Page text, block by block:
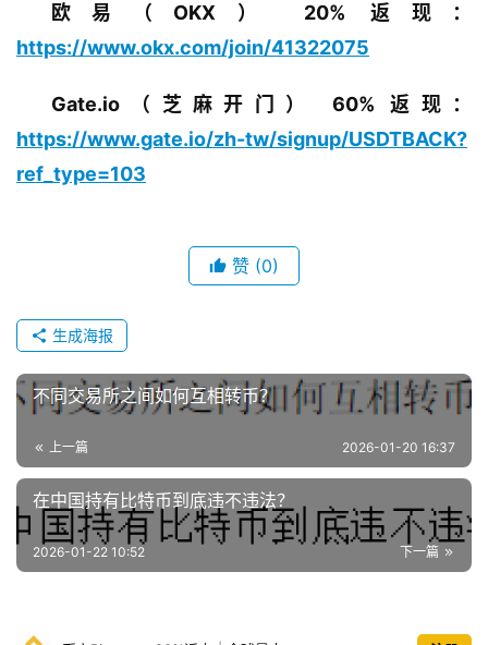
欧易（OKX） 20% 返现：
https://www.okx.com/join/41322075
Gate.io（芝麻开门） 60% 返现：
https://www.gate.io/zh-tw/signup/USDTBACK?
ref_type=103
赞 (0)
生成海报
不同交易所之间如何互相转币？
上一篇 2026-01-20 16:37
在中国持有比特币到底违不违法？
下一篇
2026-01-22 10:52